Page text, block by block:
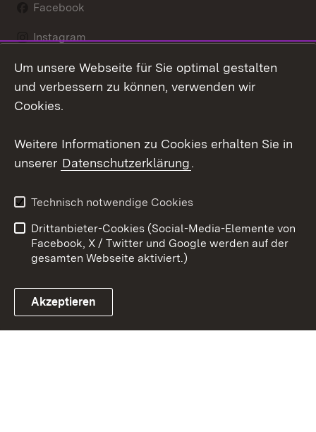
Facebook
Instagram
LinkedIn
Link zum Landesportal
Datenschutz
Barrierefreiheit
Impressum
Cookies
Um unsere Webseite für Sie optimal gestalten
und verbessern zu können, verwenden wir
Cookies.
Weitere Informationen zu Cookies erhalten Sie in
unserer Datenschutzerklärung.
Technisch notwendige Cookies
Drittanbieter-Cookies (Social-Media-Elemente von
Facebook, X / Twitter und Google werden auf der
gesamten Webseite aktiviert.)
Akzeptieren